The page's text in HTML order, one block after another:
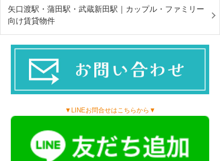
矢口渡駅・蒲田駅・武蔵新田駅｜カップル・ファミリー
向け賃貸物件
▼LINEお問合せはこちらから▼